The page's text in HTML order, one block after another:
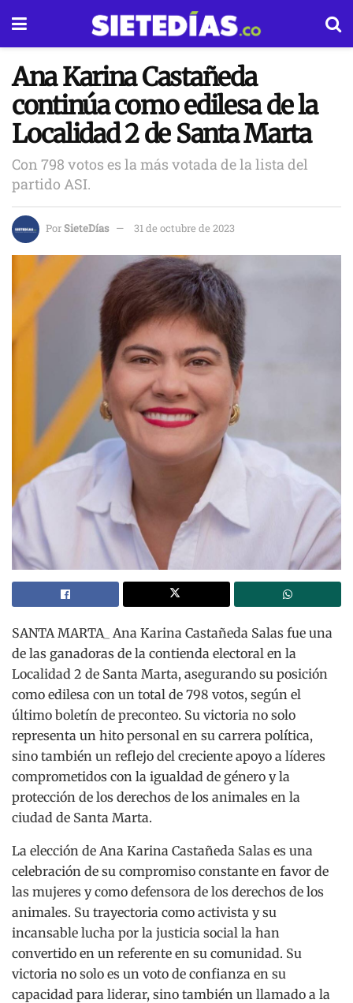
Ana Karina Castañeda
continúa como edilesa de la
Localidad 2 de Santa Marta
Con 798 votos es la más votada de la lista del
partido ASI.
PorSieteDías 31 de octubre de 2023
SANTA MARTA_ Ana Karina Castañeda Salas fue una
de las ganadoras de la contienda electoral en la
Localidad 2 de Santa Marta, asegurando su posición
como edilesa con un total de 798 votos, según el
último boletín de preconteo. Su victoria no solo
representa un hito personal en su carrera política,
sino también un reflejo del creciente apoyo a líderes
comprometidos con la igualdad de género y la
protección de los derechos de los animales en la
ciudad de Santa Marta.
La elección de Ana Karina Castañeda Salas es una
celebración de su compromiso constante en favor de
las mujeres y como defensora de los derechos de los
animales. Su trayectoria como activista y su
incansable lucha por la justicia social la han
convertido en un referente en su comunidad. Su
victoria no solo es un voto de confianza en su
capacidad para liderar, sino también un llamado a la